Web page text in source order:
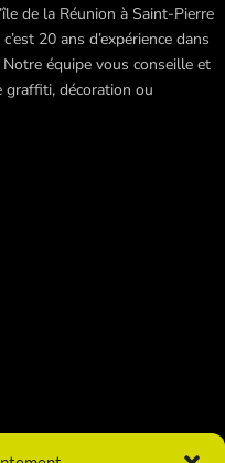
de la Réunion à Saint-Pierre
20 ans d’expérience dans
équipe vous conseille et
graffiti, décoration ou